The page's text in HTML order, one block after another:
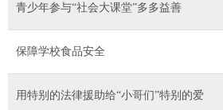
青少年参与“社会大课堂”多多益善
保障学校食品安全
用特别的法律援助给“小哥们”特别的爱